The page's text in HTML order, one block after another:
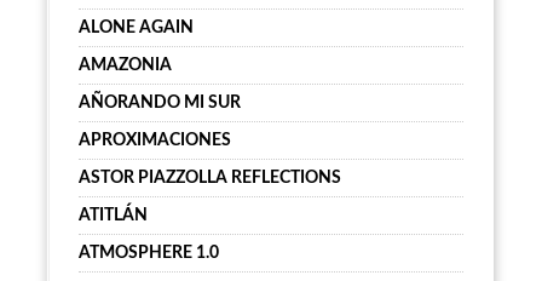
ALONE AGAIN
AMAZONIA
AÑORANDO MI SUR
APROXIMACIONES
ASTOR PIAZZOLLA REFLECTIONS
ATITLÁN
ATMOSPHERE 1.0